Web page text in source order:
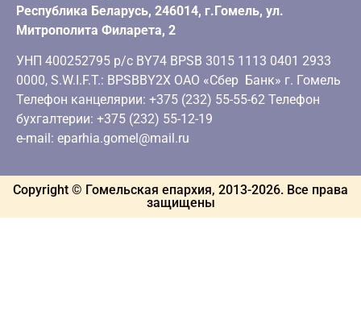
Республика Беларусь, 246014, г.Гомель, ул.
Митрополита Филарета, 2
УНП 400252795 р/с BY74 BPSB 3015 1113 0401 2933
0000, S.W.I.F.T.: BPSBBY2X ОАО «Сбер Банк» г. Гомель
Телефон канцелярии: +375 (232) 55-55-62 Телефон
бухгалтерии: +375 (232) 55-12-19
e-mail: eparhia.gomel@mail.ru
Copyright © Гомельская епархия, 2013-2026. Все права
защищены